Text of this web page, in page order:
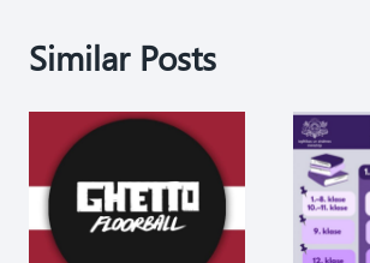
Similar Posts